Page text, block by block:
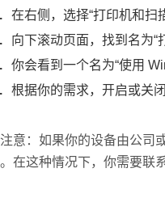
在右侧，选择“打印机和扫
向下滚动页面，找到名为“
你会看到一个名为“使用
根据你的需求，开启或关
意：如果你的设备由公司
在这种情况下，你需要联